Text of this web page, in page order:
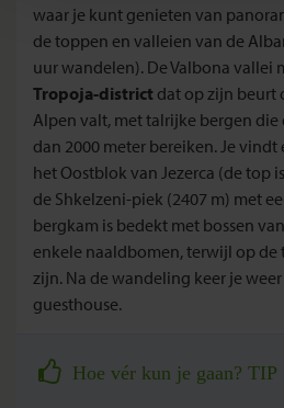
waar je kunt genieten van
de toppen en valleien van de
uur wandelen). De Valbona vallei
Tropoja-district dat op zijn beurt
Alpen valt, met talrijke bergen
dan 2000 meter bereiken. Je vindt
het Oostblok van Jezerca (de top
de Shkelzeni-piek (2407 m) met
bergkam is bedekt met bossen
enkele naaldbomen, terwijl op
zijn. Na de wandeling keer je
guesthouse.
Hoe vér kun je gaan? TIP